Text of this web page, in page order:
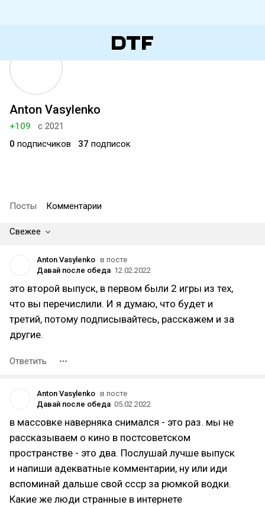
Anton Vasylenko
+109
с 2021
0 подписчиков 37 подписок
Посты Комментарии
Свежее
Anton Vasylenko в посте
Давай после обеда 12.02.2022
это второй выпуск, в первом были 2 игры из тех,
что вы перечислили. И я думаю, что будет и
третий, потому подписывайтесь, расскажем и за
другие.
Ответить
Anton Vasylenko в посте
Давай после обеда 05.02.2022
в массовке наверняка снимался - это раз. мы не
рассказываем о кино в постсоветском
пространстве - это два. Послушай лучше выпуск
и напиши адекватные комментарии, ну или иди
вспоминай дальше свой ссср за рюмкой водки.
Какие же люди странные в интернете